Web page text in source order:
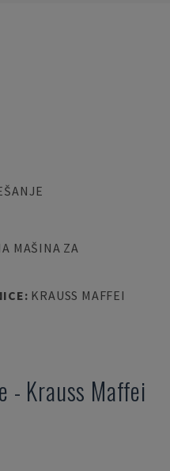
MAŠINA ZA
: KRAUSS MAFFEI
- Krauss Maffei